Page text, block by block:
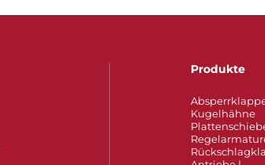
Produkte
Kugelhähne